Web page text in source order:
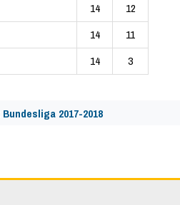
14
12
14
11
14 3
Bundesliga 2017-2018